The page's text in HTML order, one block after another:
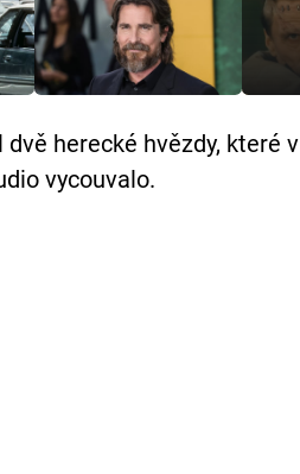
herecké hvězdy, které v
vycouvalo.